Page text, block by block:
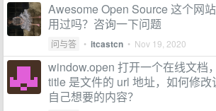
Awesome Open Source 这个网
用过吗？咨询一下问题
问与答 • itcastcn • Nov 19, 2020
window.open 打开一个在线文档
title 是文件的 url 地址，如何修改
自己想要的内容？